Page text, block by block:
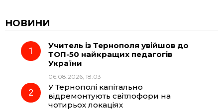
c
e
o
e
r
t
A
НОВИНИ
Учитель із Тернополя увійшов до
ТОП-50 найкращих педагогів
України
06.08.2026, 18:03
У Тернополі капітально
відремонтують світлофори на
чотирьох локаціях